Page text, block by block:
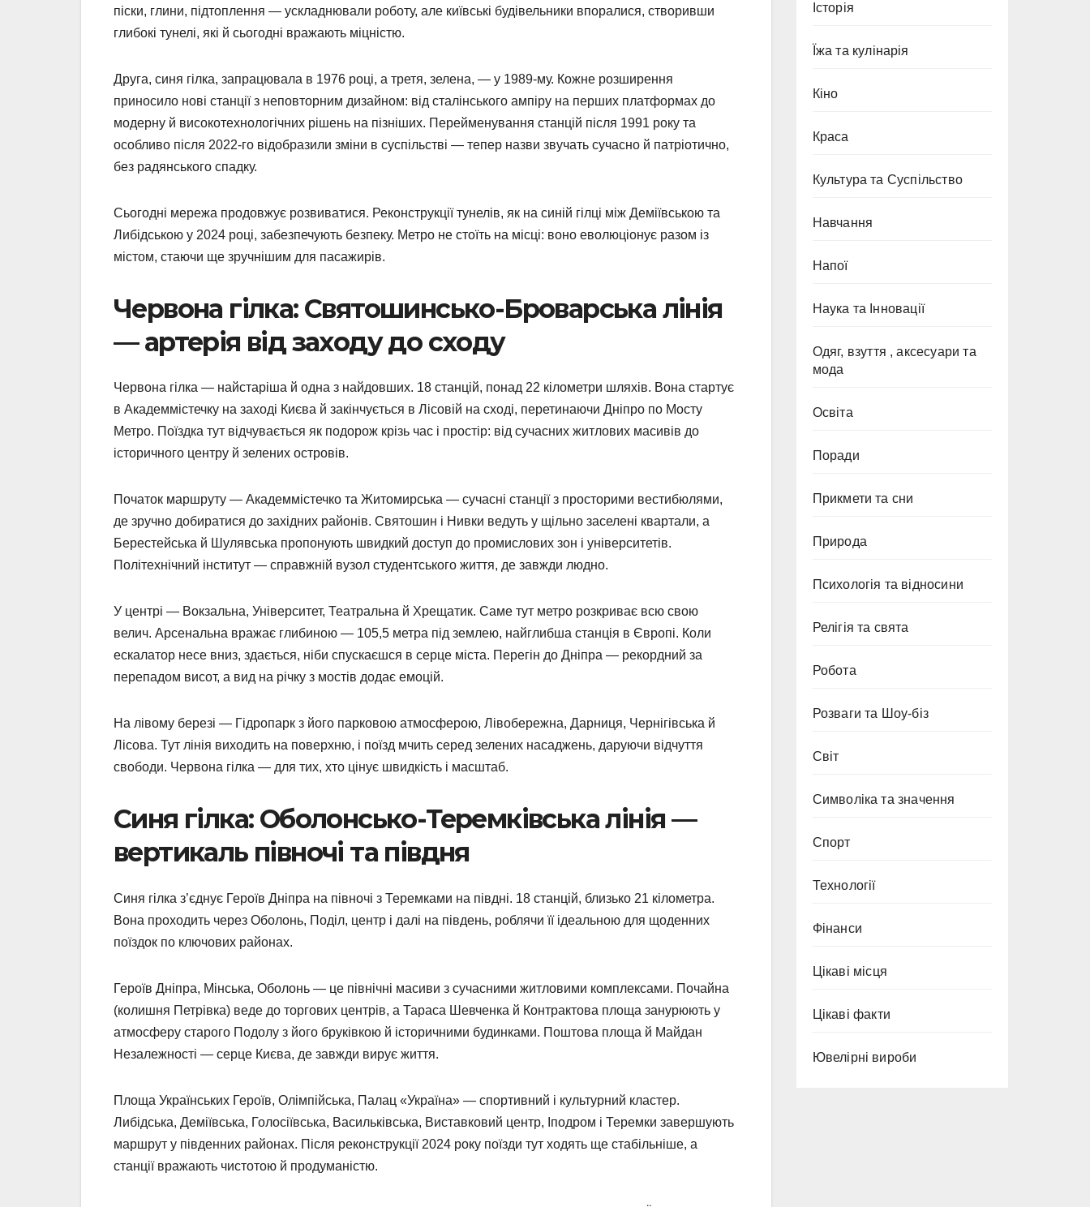
піски, глини, підтоплення — ускладнювали роботу, але київські будівельники впоралися, створивши
глибокі тунелі, які й сьогодні вражають міцністю.
Друга, синя гілка, запрацювала в 1976 році, а третя, зелена, — у 1989-му. Кожне розширення
приносило нові станції з неповторним дизайном: від сталінського ампіру на перших платформах до
модерну й високотехнологічних рішень на пізніших. Перейменування станцій після 1991 року та
особливо після 2022-го відобразили зміни в суспільстві — тепер назви звучать сучасно й патріотично,
без радянського спадку.
Сьогодні мережа продовжує розвиватися. Реконструкції тунелів, як на синій гілці між Деміївською та
Либідською у 2024 році, забезпечують безпеку. Метро не стоїть на місці: воно еволюціонує разом із
містом, стаючи ще зручнішим для пасажирів.
Червона гілка: Святошинсько-Броварська лінія
— артерія від заходу до сходу
Червона гілка — найстаріша й одна з найдовших. 18 станцій, понад 22 кілометри шляхів. Вона стартує
в Академмістечку на заході Києва й закінчується в Лісовій на сході, перетинаючи Дніпро по Мосту
Метро. Поїздка тут відчувається як подорож крізь час і простір: від сучасних житлових масивів до
історичного центру й зелених островів.
Початок маршруту — Академмістечко та Житомирська — сучасні станції з просторими вестибюлями,
де зручно добиратися до західних районів. Святошин і Нивки ведуть у щільно заселені квартали, а
Берестейська й Шулявська пропонують швидкий доступ до промислових зон і університетів.
Політехнічний інститут — справжній вузол студентського життя, де завжди людно.
У центрі — Вокзальна, Університет, Театральна й Хрещатик. Саме тут метро розкриває всю свою
велич. Арсенальна вражає глибиною — 105,5 метра під землею, найглибша станція в Європі. Коли
ескалатор несе вниз, здається, ніби спускаєшся в серце міста. Перегін до Дніпра — рекордний за
перепадом висот, а вид на річку з мостів додає емоцій.
На лівому березі — Гідропарк з його парковою атмосферою, Лівобережна, Дарниця, Чернігівська й
Лісова. Тут лінія виходить на поверхню, і поїзд мчить серед зелених насаджень, даруючи відчуття
свободи. Червона гілка — для тих, хто цінує швидкість і масштаб.
Синя гілка: Оболонсько-Теремківська лінія —
вертикаль півночі та півдня
Синя гілка з’єднує Героїв Дніпра на півночі з Теремками на півдні. 18 станцій, близько 21 кілометра.
Вона проходить через Оболонь, Поділ, центр і далі на південь, роблячи її ідеальною для щоденних
поїздок по ключових районах.
Героїв Дніпра, Мінська, Оболонь — це північні масиви з сучасними житловими комплексами. Почайна
(колишня Петрівка) веде до торгових центрів, а Тараса Шевченка й Контрактова площа занурюють у
атмосферу старого Подолу з його бруківкою й історичними будинками. Поштова площа й Майдан
Незалежності — серце Києва, де завжди вирує життя.
Площа Українських Героїв, Олімпійська, Палац «Україна» — спортивний і культурний кластер.
Либідська, Деміївська, Голосіївська, Васильківська, Виставковий центр, Іподром і Теремки завершують
маршрут у південних районах. Після реконструкції 2024 року поїзди тут ходять ще стабільніше, а
станції вражають чистотою й продуманістю.
Історія
Їжа та кулінарія
Кіно
Краса
Культура та Суспільство
Навчання
Напої
Наука та Інновації
Одяг, взуття , аксесуари та
мода
Освіта
Поради
Прикмети та сни
Природа
Психологія та відносини
Релігія та свята
Робота
Розваги та Шоу-біз
Світ
Символіка та значення
Спорт
Технології
Фінанси
Цікаві місця
Цікаві факти
Ювелірні вироби